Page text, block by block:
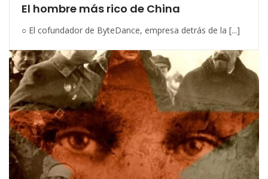
El hombre más rico de China
○ El cofundador de ByteDance, empresa detrás de la [...]